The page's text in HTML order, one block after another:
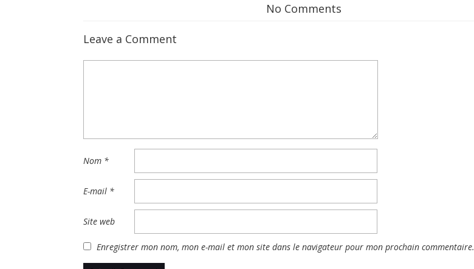
No Comments
Leave a Comment
Nom *
E-mail *
Site web
Enregistrer mon nom, mon e-mail et mon site dans le navigateur pour mon prochain commentaire.